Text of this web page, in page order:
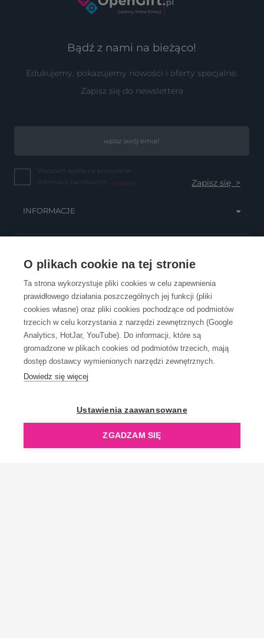
O plikach cookie na tej stronie
Ta strona wykorzystuje pliki cookies w celu zapewnienia
prawidłowego działania poszczególnych jej funkcji (pliki
cookies własne) oraz pliki cookies pochodzące od podmiotów
trzecich w celu korzystania z narzędzi zewnętrznych (Google
Analytics, HotJar, YouTube). Do informacji, które są
gromadzone w plikach cookies od podmiotów trzecich, mają
dostęp dostawcy wymienionych narzędzi zewnętrznych.
Dowiedz się więcej
Ustawienia zaawansowane
ZGADZAM SIĘ
Bądź z nami na bieżąco!
Edukujemy, pokazujemy nowości i oferty specjalne.
Zapisz się do newslettera
Wyrażam zgodę na przesyłanie
informacji handlowych... (więcej)
INFORMACJE
OBSŁUGA KLIENTA
KONTAKT
OpenGift jest częścią ReflectGroup.